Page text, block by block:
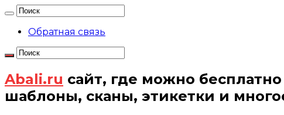
Обратная связь
Abali.ru сайт, где можно
шаблоны, сканы, этикетки и